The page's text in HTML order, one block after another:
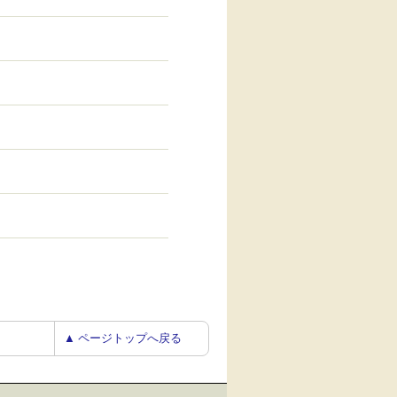
▲ ページトップへ戻る